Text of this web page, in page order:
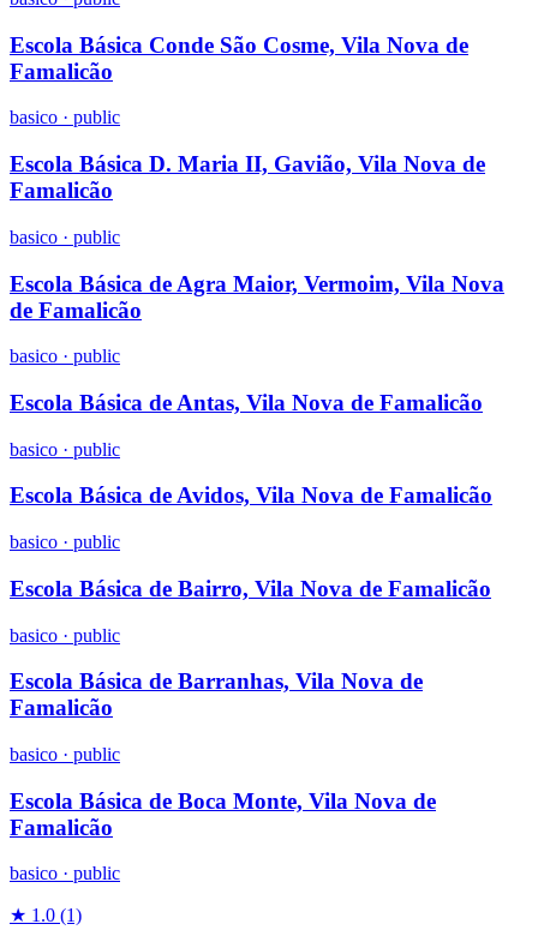
Escola Básica Conde São Cosme, Vila Nova de
Famalicão
basico · public
Escola Básica D. Maria II, Gavião, Vila Nova de
Famalicão
basico · public
Escola Básica de Agra Maior, Vermoim, Vila Nova
de Famalicão
basico · public
Escola Básica de Antas, Vila Nova de Famalicão
basico · public
Escola Básica de Avidos, Vila Nova de Famalicão
basico · public
Escola Básica de Bairro, Vila Nova de Famalicão
basico · public
Escola Básica de Barranhas, Vila Nova de
Famalicão
basico · public
Escola Básica de Boca Monte, Vila Nova de
Famalicão
basico · public
★ 1.0 (1)